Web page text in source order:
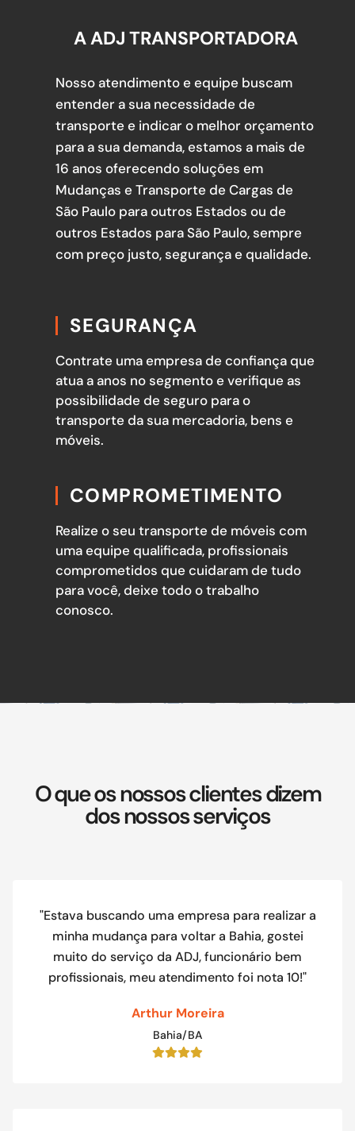
A ADJ TRANSPORTADORA
Nosso atendimento e equipe buscam
entender a sua necessidade de
transporte e indicar o melhor orçamento
para a sua demanda, estamos a mais de
16 anos oferecendo soluções em
Mudanças e Transporte de Cargas de
São Paulo para outros Estados ou de
outros Estados para São Paulo, sempre
com preço justo, segurança e qualidade.
SEGURANÇA
Contrate uma empresa de confiança que
atua a anos no segmento e verifique as
possibilidade de seguro para o
transporte da sua mercadoria, bens e
móveis.
COMPROMETIMENTO
Realize o seu transporte de móveis com
uma equipe qualificada, profissionais
comprometidos que cuidaram de tudo
para você, deixe todo o trabalho
conosco.
O que os nossos clientes dizem
dos nossos serviços
"Estava buscando uma empresa para realizar a
minha mudança para voltar a Bahia, gostei
muito do serviço da ADJ, funcionário bem
profissionais, meu atendimento foi nota 10!"
Arthur Moreira
Bahia/BA